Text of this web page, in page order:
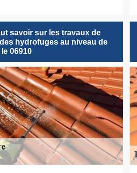
savoir sur les travaux de
hydrofuges au niveau de
06910